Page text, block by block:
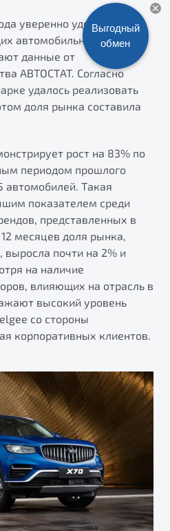
седан
при покупке
на дорогах с программой
уверенно удерживает
автомобильных брендов
данные от
АВТОСТАТ. Согласно
удалось реализовать
доля рынка составила
рост на 83% по
периодом прошлого
автомобилей. Такая
показателем среди
представленных в
месяцев доля рынка,
почти на 2% и
на наличие
влияющих на отрасль в
высокий уровень
со стороны
корпоративных клиентов.
Выгодный
обмен